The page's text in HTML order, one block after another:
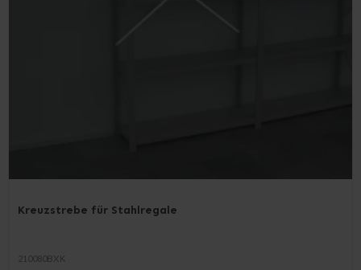
Kreuzstrebe für Stahlregale
210080BXK